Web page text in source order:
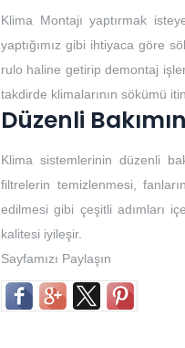
Klima Montajı yaptırmak
yaptığımız gibi ihtiyaca göre
rulo haline getirip demontaj
takdirde klimalarının sökümü
Düzenli
Klima sistemlerinin düzenli
filtrelerin temizlenmesi,
edilmesi gibi çeşitli adımları
kalitesi iyileşir.
Sayfamızı Paylaşın